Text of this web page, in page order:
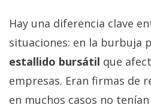
Hay una diferencia clave
situaciones: en la burbuja
estallido bursátil que
empresas. Eran firmas de
en muchos casos no